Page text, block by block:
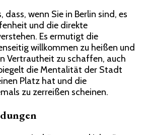
dass, wenn Sie in Berlin sind, es
und die direkte
Es ermutigt die
willkommen zu heißen und
Vertrautheit zu schaffen, auch
die Mentalität der Stadt
Platz hat und die
zu zerreißen scheinen.